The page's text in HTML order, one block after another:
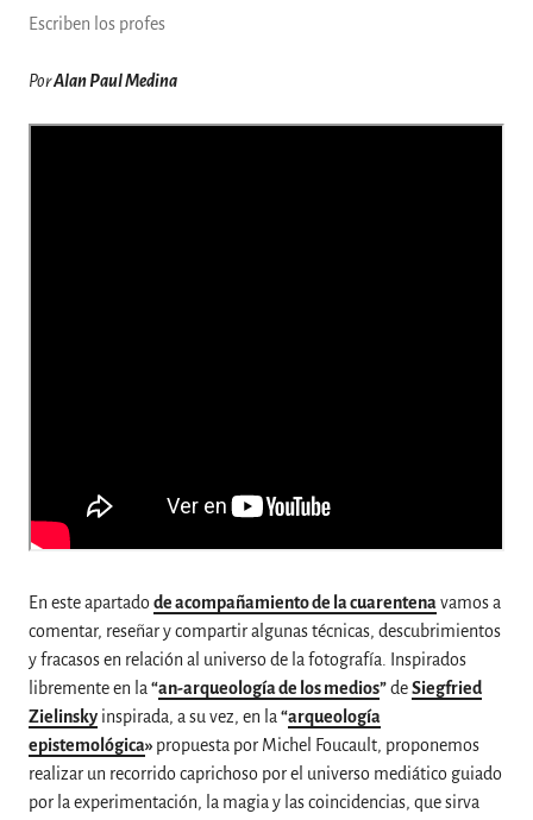
Escriben los profes
PorAlan Paul Medina
En este apartado de acompañamiento de la cuarentenavamos a
comentar, reseñar y compartir algunas técnicas, descubrimientos
y fracasos en relación al universo de la fotografía. Inspirados
libremente en la“an-arqueología de los medios”deSiegfried
Zielinsky inspirada, a su vez, en la“arqueología
epistemológica» propuesta por Michel Foucault, proponemos
realizar un recorrido caprichoso por el universo mediático guiado
por la experimentación, la magia y las coincidencias, que sirva